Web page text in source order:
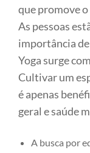
que promove
As pessoas
importância de
Yoga surge
Cultivar um
é apenas
geral e saúde
A busca por